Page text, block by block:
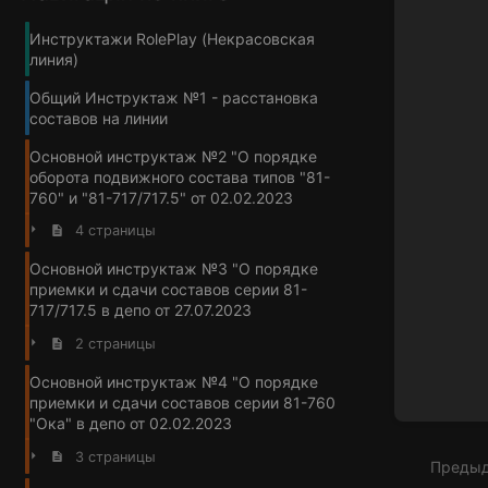
Инструктажи RolePlay (Некрасовская
линия)
Общий Инструктаж №1 - расстановка
составов на линии
Основной инструктаж №2 "О порядке
оборота подвижного состава типов "81-
760" и "81-717/717.5" от 02.02.2023
4 страницы
Основной инструктаж №3 "О порядке
приемки и сдачи составов серии 81-
717/717.5 в депо от 27.07.2023
2 страницы
Основной инструктаж №4 "О порядке
приемки и сдачи составов серии 81-760
"Ока" в депо от 02.02.2023
3 страницы